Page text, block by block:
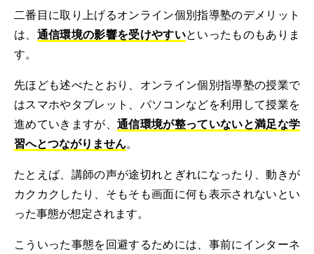
二番目に取り上げるオンライン個別指導塾のデメリット
は、 通信環境の影響を受けやすいといったものもありま
す。
先ほども述べたとおり、オンライン個別指導塾の授業で
はスマホやタブレット、パソコンなどを利用して授業を
進めていきますが、 通信環境が整っていないと満足な学
習へとつながりません。
たとえば、講師の声が途切れとぎれになったり、動きが
カクカクしたり、そもそも画面に何も表示されないとい
った事態が想定されます。
こういった事態を回避するためには、事前にインターネ